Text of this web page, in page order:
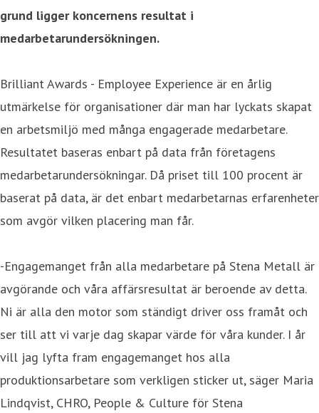
grund ligger koncernens resultat i
medarbetarundersökningen.
Brilliant Awards - Employee Experience är en årlig
utmärkelse för organisationer där man har lyckats skapat
en arbetsmiljö med många engagerade medarbetare.
Resultatet baseras enbart på data från företagens
medarbetarundersökningar. Då priset till 100 procent är
baserat på data, är det enbart medarbetarnas erfarenheter
som avgör vilken placering man får.
-Engagemanget från alla medarbetare på Stena Metall är
avgörande och våra affärsresultat är beroende av detta.
Ni är alla den motor som ständigt driver oss framåt och
ser till att vi varje dag skapar värde för våra kunder. I år
vill jag lyfta fram engagemanget hos alla
produktionsarbetare som verkligen sticker ut, säger Maria
Lindqvist, CHRO, People & Culture för Stena